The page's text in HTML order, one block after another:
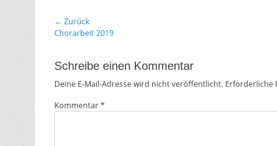
Beitragsnavigation
← Zurück
Vorhergehender
Chorarbeit 2019
Schreibe einen Kommentar
Deine E-Mail-Adresse wird nicht veröffentlicht. Erforderliche
Kommentar*